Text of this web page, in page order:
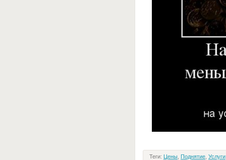
Теги: Цены Поднятие Услуги